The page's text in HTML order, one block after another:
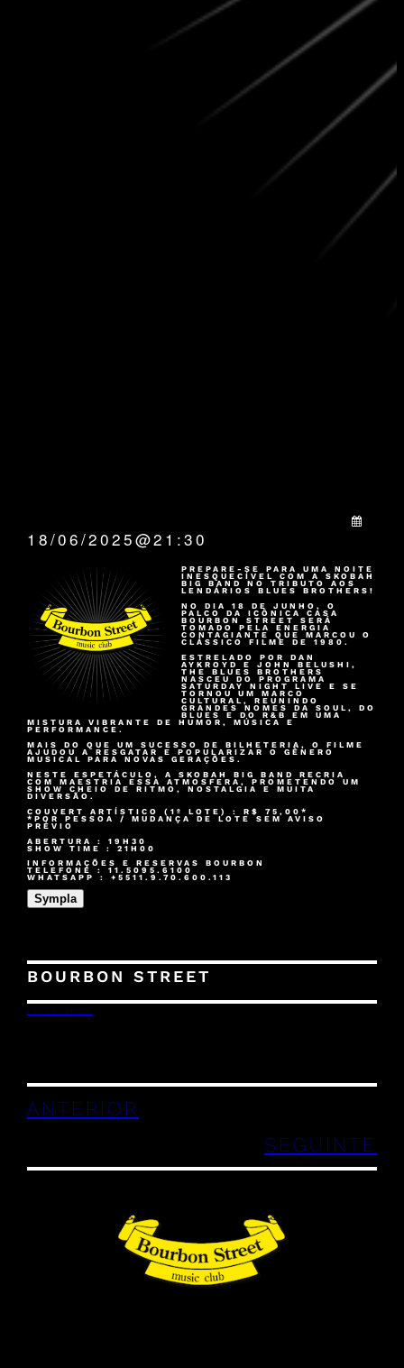
18/06/2025@21:30
PREPARE-SE PARA UMA NOITE
INESQUECÍVEL COM A SKOBAH
BIG BAND NO TRIBUTO AOS
LENDÁRIOS BLUES BROTHERS!
NO DIA 18 DE JUNHO, O
PALCO DA ICÔNICA CASA
BOURBON STREET SERÁ
TOMADO PELA ENERGIA
CONTAGIANTE QUE MARCOU O
CLÁSSICO FILME DE 1980.
ESTRELADO POR DAN
AYKROYD E JOHN BELUSHI,
THE BLUES BROTHERS
NASCEU DO PROGRAMA
SATURDAY NIGHT LIVE E SE
TORNOU UM MARCO
CULTURAL, REUNINDO
GRANDES NOMES DA SOUL, DO
BLUES E DO R&B EM UMA
MISTURA VIBRANTE DE HUMOR, MÚSICA E
PERFORMANCE.
MAIS DO QUE UM SUCESSO DE BILHETERIA, O FILME
AJUDOU A RESGATAR E POPULARIZAR O GÊNERO
MUSICAL PARA NOVAS GERAÇÕES.
NESTE ESPETÁCULO, A SKOBAH BIG BAND RECRIA
COM MAESTRIA ESSA ATMOSFERA, PROMETENDO UM
SHOW CHEIO DE RITMO, NOSTALGIA E MUITA
DIVERSÃO.
COUVERT ARTÍSTICO (1º LOTE) : R$ 75,00*
*POR PESSOA / MUDANÇA DE LOTE SEM AVISO
PRÉVIO
ABERTURA : 19H30
SHOW TIME : 21H00
INFORMAÇÕES E RESERVAS BOURBON
TELEFONE : 11.5095.6100
WHATSAPP : +5511.9.70.600.113
Sympla
BOURBON STREET
17/05/2025
ANTERIOR
SEGUINTE